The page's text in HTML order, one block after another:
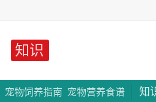
知识
宠物饲养指南 宠物营养食谱 知